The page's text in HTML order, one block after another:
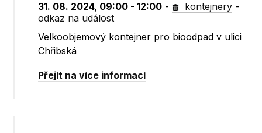
31. 08. 2024, 09:00 - 12:00 - kontejnery -
odkaz na událost
Velkoobjemový kontejner pro bioodpad v ulici
Chřibská
Přejít na více informací